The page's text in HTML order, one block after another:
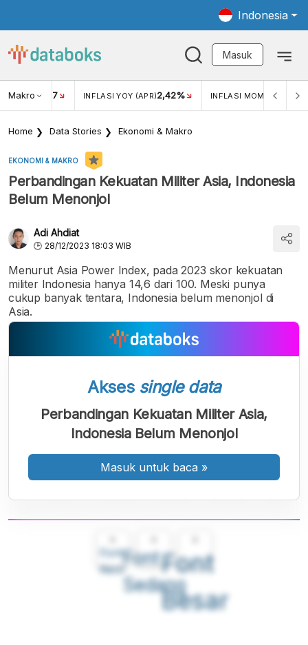
Indonesia
Masuk
Makro
USD/IDR 17 INFLASI YOY (APR)2,42% INFLASI MOM (MAR)
Home Data Stories Ekonomi & Makro
EKONOMI & MAKRO
Perbandingan Kekuatan Militer Asia, Indonesia
Belum Menonjol
Adi Ahdiat
28/12/2023 18:03 WIB
Menurut Asia Power Index, pada 2023 skor kekuatan
militer Indonesia hanya 14,6 dari 100. Meski punya
cukup banyak tentara, Indonesia belum menonjol di
Asia.
Font
Kecil
Font
Sedang
Font
Besar
Akses single data
Perbandingan Kekuatan Militer Asia,
Indonesia Belum Menonjol
Masuk untuk baca »